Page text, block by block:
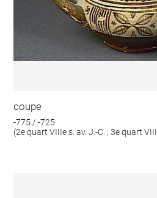
coupe
-775 / -725
(2e quart VIIIe s. av. J.-C. ; 3e quart